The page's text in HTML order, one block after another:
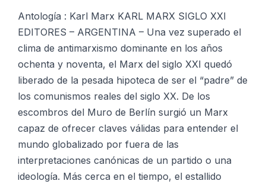
Antología : Karl Marx KARL MARX SIGLO XXI
EDITORES – ARGENTINA – Una vez superado el
clima de antimarxismo dominante en los años
ochenta y noventa, el Marx del siglo XXI quedó
liberado de la pesada hipoteca de ser el “padre” de
los comunismos reales del siglo XX. De los
escombros del Muro de Berlín surgió un Marx
capaz de ofrecer claves válidas para entender el
mundo globalizado por fuera de las
interpretaciones canónicas de un partido o una
ideología. Más cerca en el tiempo, el estallido